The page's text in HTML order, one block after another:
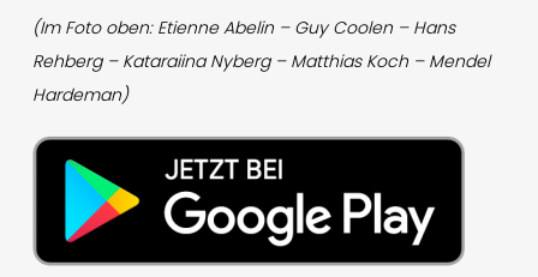
(Im Foto oben: Etienne Abelin – Guy Coolen – Hans
Rehberg – Kataraiina Nyberg – Matthias Koch – Mendel
Hardeman)